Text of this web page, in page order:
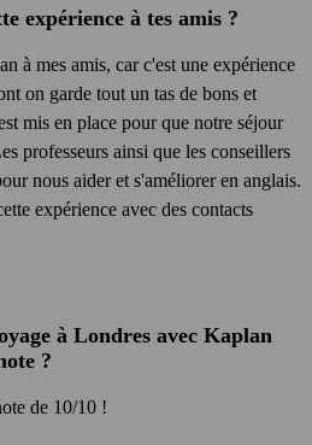
expérience à tes amis ?
à mes amis, car c'est une expérience
on garde tout un tas de bons et
mis en place pour que notre séjour
professeurs ainsi que les conseillers
nous aider et s'améliorer en anglais.
expérience avec des contacts
à Londres avec Kaplan
?
de 10/10 !